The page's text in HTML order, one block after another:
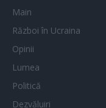
Main
Război în Ucraina
Opinii
Lumea
Politică
Dezvăluiri